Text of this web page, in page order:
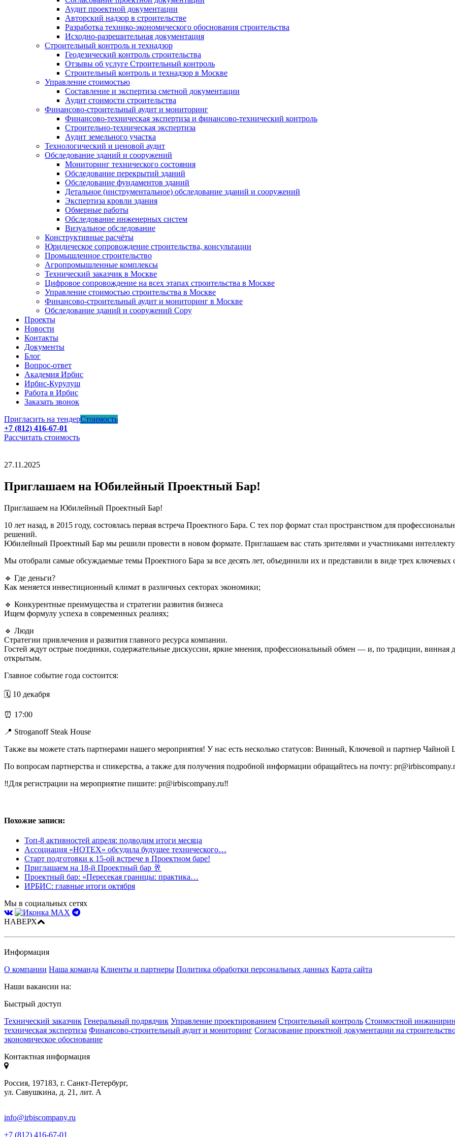
Аудит проектной документации
Авторский надзор в строительстве
Разработка технико-экономического обоснования строительства
Исходно-разрешительная документация
Строительный контроль и технадзор
Геодезический контроль строительства
Отзывы об услуге Строительный контроль
Строительный контроль и технадзор в Москве
Управление стоимостью
Составление и экспертиза сметной документации
Аудит стоимости строительства
Финансово-строительный аудит и мониторинг
Финансово-техническая экспертиза и финансово-технический контроль
Строительно-техническая экспертиза
Аудит земельного участка
Технологический и ценовой аудит
Обследование зданий и сооружений
Мониторинг технического состояния
Обследование перекрытий зданий
Обследование фундаментов зданий
Детальное (инструментальное) обследование зданий и сооружений
Экспертиза кровли здания
Обмерные работы
Обследование инженерных систем
Визуальное обследование
Конструктивные расчёты
Юридическое сопровождение строительства, консультации
Промышленное строительство
Агропромышленные комплексы
Технический заказчик в Москве
Цифровое сопровождение на всех этапах строительства в Москве
Управление стоимостью строительства в Москве
Финансово-строительный аудит и мониторинг в Москве
Обследование зданий и сооружений Copy
Проекты
Новости
Контакты
Документы
Блог
Вопрос-ответ
Академия Ирбис
Ирбис-Курулуш
Работа в Ирбис
Заказать звонок
Пригласить на тендерСтоимость
+7 (812) 416-67-01
Рассчитать стоимость
27.11.2025
Приглашаем на Юбилейный Проектный Бар!
Приглашаем на Юбилейный Проектный Бар!
10 лет назад, в 2015 году, состоялась первая встреча Проектного Бара. С тех пор формат стал пространством для
решений.
Юбилейный Проектный Бар мы решили провести в новом формате. Приглашаем вас стать зрителями и участниками
Мы отобрали самые обсуждаемые темы Проектного Бара за все десять лет, объединили их и представили в виде трех ключевых
🔹 Где деньги?
Как меняется инвестиционный климат в различных секторах экономики;
🔹 Конкурентные преимущества и стратегии развития бизнеса
Ищем формулу успеха в современных реалиях;
🔹 Люди
Стратегии привлечения и развития главного ресурса компании.
Гостей ждут острые поединки, содержательные дискуссии, яркие мнения, профессиональный обмен — и, по традиции, винная
открытым.
Главное событие года состоится:
🗓 10 декабря
⏰ 17:00
📍 Stroganoff Steak House
Также вы можете стать партнерами нашего мероприятия! У нас есть несколько статусов: Винный, Ключевой и партнер Чайной
По вопросам партнерства и спикерства, а также для получения подробной информации обращайтесь на почту:
‼️Для регистрации на мероприятие пишите: pr@irbiscompany.ru‼️
Похожие записи:
Топ-8 активностей апреля: подводим итоги месяца
Ассоциация «НОТЕХ» обсудила будущее технического…
Старт подготовки к 15-ой встрече в Проектном баре!
Приглашаем на 18-й Проектный бар 🥂
Проектный бар: «Пересекая границы: практика…
ИРБИС: главные итоги октября
Мы в социальных сетях
НАВЕРХ
Информация
О компании Наша команда Клиенты и партнеры Политика обработки персональных данных Карта сайта
Наши вакансии на:
Быстрый доступ
Технический заказчик Генеральный подрядчик Управление проектированием Строительный контроль Стоимостной
техническая экспертиза Финансово-строительный аудит и мониторинг Согласование проектной документации на
экономическое обоснование
Контактная информация
Россия, 197183, г. Санкт-Петербург,
ул. Савушкина, д. 21, лит. А
info@irbiscompany.ru
+7 (812) 416-67-01